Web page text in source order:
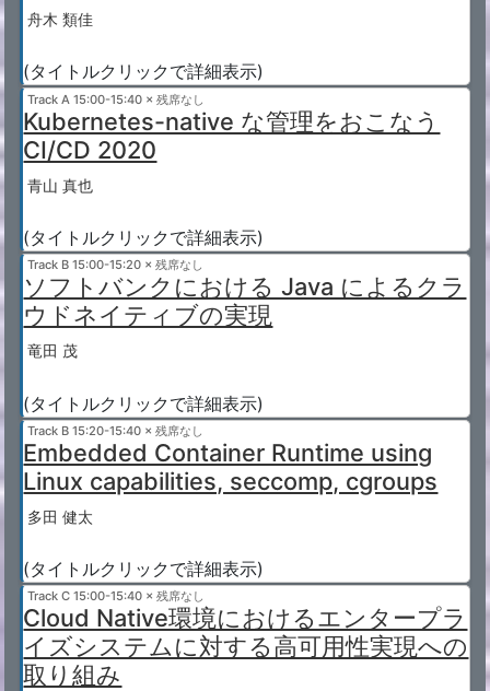
舟木 類佳
(タイトルクリックで詳細表示)
Track A 15:00-15:40 × 残席なし
Kubernetes-native な管理をおこなう
CI/CD 2020
青山 真也
(タイトルクリックで詳細表示)
Track B 15:00-15:20 × 残席なし
ソフトバンクにおける Java によるクラ
ウドネイティブの実現
竜田 茂
(タイトルクリックで詳細表示)
Track B 15:20-15:40 × 残席なし
Embedded Container Runtime using
Linux capabilities, seccomp, cgroups
多田 健太
(タイトルクリックで詳細表示)
Track C 15:00-15:40 × 残席なし
Cloud Native環境におけるエンタープラ
イズシステムに対する高可用性実現への
取り組み